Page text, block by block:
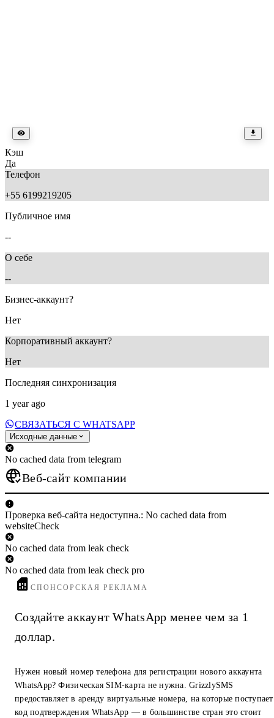
Кэш
Да
Телефон
+55 6199219205
Публичное имя
--
О себе
--
Бизнес-аккаунт?
Нет
Корпоративный аккаунт?
Нет
Последняя синхронизация
1 year ago
СВЯЗАТЬСЯ С WHATSAPP
Исходные данные
No cached data from telegram
Веб-сайт компании
Проверка веб-сайта недоступна.: No cached data from
websiteCheck
No cached data from leak check
No cached data from leak check pro
СПОНСОРСКАЯ РЕКЛАМА
Создайте аккаунт WhatsApp менее чем за 1
доллар.
Нужен новый номер телефона для регистрации нового аккаунта
WhatsApp? Физическая SIM-карта не нужна. GrizzlySMS
предоставляет в аренду виртуальные номера, на которые поступает
код подтверждения WhatsApp — в большинстве стран это стоит